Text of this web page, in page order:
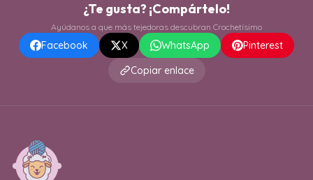
¿Te gusta? ¡Compártelo!
Ayúdanos a que más tejedoras descubran Crochetísimo
Facebook X WhatsApp
Pinterest
Copiar enlace